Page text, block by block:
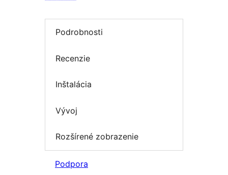
Podrobnosti
Recenzie
Inštalácia
Vývoj
Rozšírené zobrazenie
Podpora